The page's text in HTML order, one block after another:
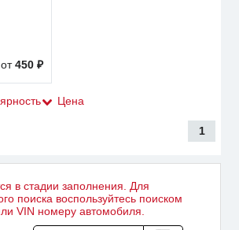
от450 ₽
Цена
1
в стадии заполнения. Для
поиска воспользуйтесь поиском
VIN номеру автомобиля.